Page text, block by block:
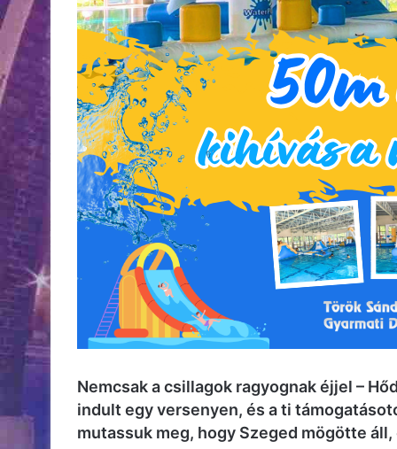
Nemcsak a csillagok ragyognak éjjel –
indult egy versenyen, és a ti
mutassuk meg, hogy Szeged mögötte